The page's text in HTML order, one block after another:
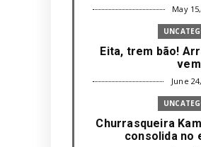
May
Eita, trem bão!
June
Churrasqueira
consolida no